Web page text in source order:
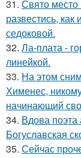
31. Свято место
развестись,
седоковой.
32. Ла-плата -
линейкой.
33. На этом
Хименес,
начинающий
34. Вдова поэта
Богуславская
35. Сейчас